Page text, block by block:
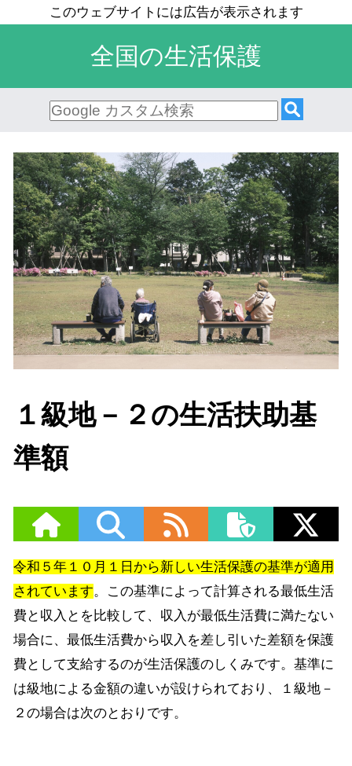
全国の生活保護
１級地－２の生活扶助基
準額
令和５年１０月１日から新しい生活保護の基準が適用
されています。この基準によって計算される最低生活
費と収入とを比較して、収入が最低生活費に満たない
場合に、最低生活費から収入を差し引いた差額を保護
費として支給するのが生活保護のしくみです。基準に
は級地による金額の違いが設けられており、１級地－
２の場合は次のとおりです。